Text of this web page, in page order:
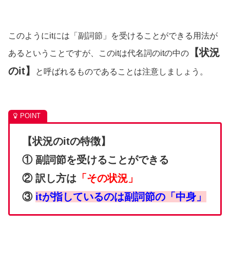
このようにitには「副詞節」を受けることができる用法が
あるということですが、このitは代名詞のitの中の
【状況
のit】
と呼ばれるものであることは注意しましょう。
【状況のitの特徴】
① 副詞節を受けることができる
② 訳し方は 「その状況」
③ itが指しているのは副詞節の「中身」